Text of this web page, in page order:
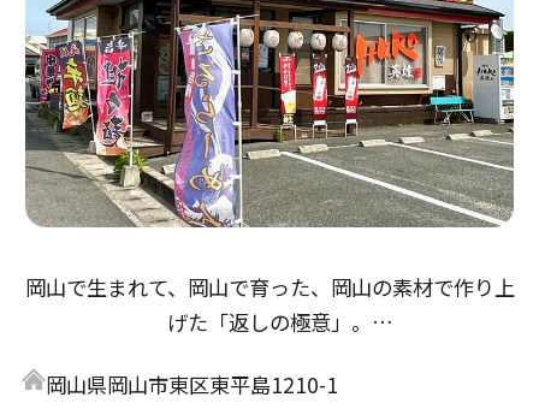
岡山で生まれて、岡山で育った、岡山の素材で作り上
げた「返しの極意」。
とアサリ・牡蠣出汁の３重奏。
岡山県岡山市東区東平島1210-1